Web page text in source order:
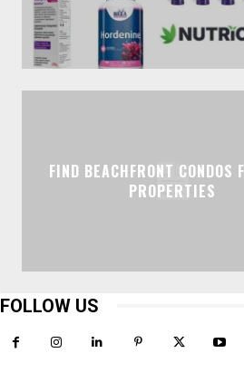
FIND BEACHFRONT CONDOS
PROPERTIES
FOLLOW US